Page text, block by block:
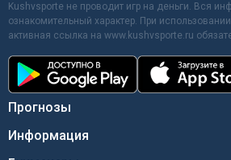
Kushvsporte не проводит игр на деньги. Вся
ознакомительный характер. При
активная ссылка на www.kushvsporte.ru
Прогнозы
Информация